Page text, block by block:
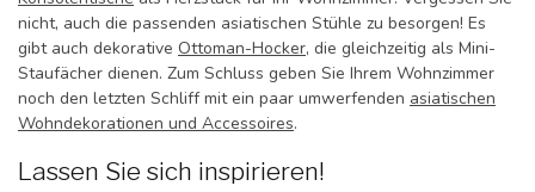
nicht, auch die passenden asiatischen Stühle zu besorgen! Es
gibt auch dekorative Ottoman-Hocker, die gleichzeitig als Mini-
Staufächer dienen. Zum Schluss geben Sie Ihrem Wohnzimmer
noch den letzten Schliff mit ein paar umwerfenden asiatischen
Wohndekorationen und Accessoires.
Lassen Sie sich inspirieren!